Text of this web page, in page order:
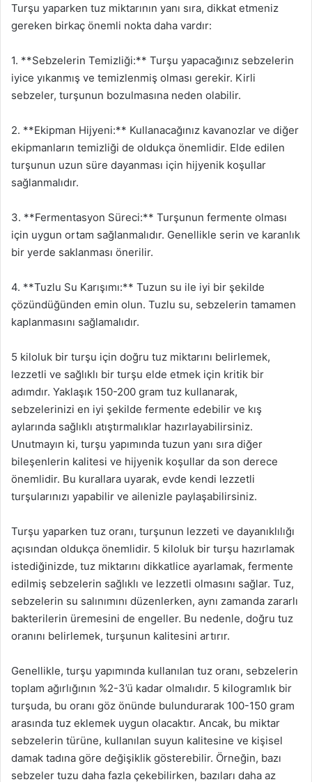
Turşu yaparken tuz miktarının yanı sıra, dikkat etmeniz
gereken birkaç önemli nokta daha vardır:
1. **Sebzelerin Temizliği:** Turşu yapacağınız sebzelerin
iyice yıkanmış ve temizlenmiş olması gerekir. Kirli
sebzeler, turşunun bozulmasına neden olabilir.
2. **Ekipman Hijyeni:** Kullanacağınız kavanozlar ve diğer
ekipmanların temizliği de oldukça önemlidir. Elde edilen
turşunun uzun süre dayanması için hijyenik koşullar
sağlanmalıdır.
3. **Fermentasyon Süreci:** Turşunun fermente olması
için uygun ortam sağlanmalıdır. Genellikle serin ve karanlık
bir yerde saklanması önerilir.
4. **Tuzlu Su Karışımı:** Tuzun su ile iyi bir şekilde
çözündüğünden emin olun. Tuzlu su, sebzelerin tamamen
kaplanmasını sağlamalıdır.
5 kiloluk bir turşu için doğru tuz miktarını belirlemek,
lezzetli ve sağlıklı bir turşu elde etmek için kritik bir
adımdır. Yaklaşık 150-200 gram tuz kullanarak,
sebzelerinizi en iyi şekilde fermente edebilir ve kış
aylarında sağlıklı atıştırmalıklar hazırlayabilirsiniz.
Unutmayın ki, turşu yapımında tuzun yanı sıra diğer
bileşenlerin kalitesi ve hijyenik koşullar da son derece
önemlidir. Bu kurallara uyarak, evde kendi lezzetli
turşularınızı yapabilir ve ailenizle paylaşabilirsiniz.
Turşu yaparken tuz oranı, turşunun lezzeti ve dayanıklılığı
açısından oldukça önemlidir. 5 kiloluk bir turşu hazırlamak
istediğinizde, tuz miktarını dikkatlice ayarlamak, fermente
edilmiş sebzelerin sağlıklı ve lezzetli olmasını sağlar. Tuz,
sebzelerin su salınımını düzenlerken, aynı zamanda zararlı
bakterilerin üremesini de engeller. Bu nedenle, doğru tuz
oranını belirlemek, turşunun kalitesini artırır.
Genellikle, turşu yapımında kullanılan tuz oranı, sebzelerin
toplam ağırlığının %2-3’ü kadar olmalıdır. 5 kilogramlık bir
turşuda, bu oranı göz önünde bulundurarak 100-150 gram
arasında tuz eklemek uygun olacaktır. Ancak, bu miktar
sebzelerin türüne, kullanılan suyun kalitesine ve kişisel
damak tadına göre değişiklik gösterebilir. Örneğin, bazı
sebzeler tuzu daha fazla çekebilirken, bazıları daha az